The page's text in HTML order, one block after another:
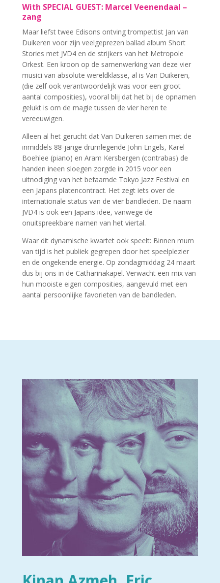
With SPECIAL GUEST: Marcel Veenendaal –
zang
Maar liefst twee Edisons ontving trompettist Jan van
Duikeren voor zijn veelgeprezen ballad album Short
Stories met JVD4 en de strijkers van het Metropole
Orkest. Een kroon op de samenwerking van deze vier
musici van absolute wereldklasse, al is Van Duikeren,
(die zelf ook verantwoordelijk was voor een groot
aantal composities), vooral blij dat het bij de opnamen
gelukt is om de magie tussen de vier heren te
vereeuwigen.
Alleen al het gerucht dat Van Duikeren samen met de
inmiddels 88-jarige drumlegende John Engels, Karel
Boehlee (piano) en Aram Kersbergen (contrabas) de
handen ineen sloegen zorgde in 2015 voor een
uitnodiging van het befaamde Tokyo Jazz Festival en
een Japans platencontract. Het zegt iets over de
internationale status van de vier bandleden. De naam
JVD4 is ook een Japans idee, vanwege de
onuitspreekbare namen van het viertal.
Waar dit dynamische kwartet ook speelt: Binnen mum
van tijd is het publiek gegrepen door het speelplezier
en de ongekende energie. Op zondagmiddag 24 maart
dus bij ons in de Catharinakapel. Verwacht een mix van
hun mooiste eigen composities, aangevuld met een
aantal persoonlijke favorieten van de bandleden.